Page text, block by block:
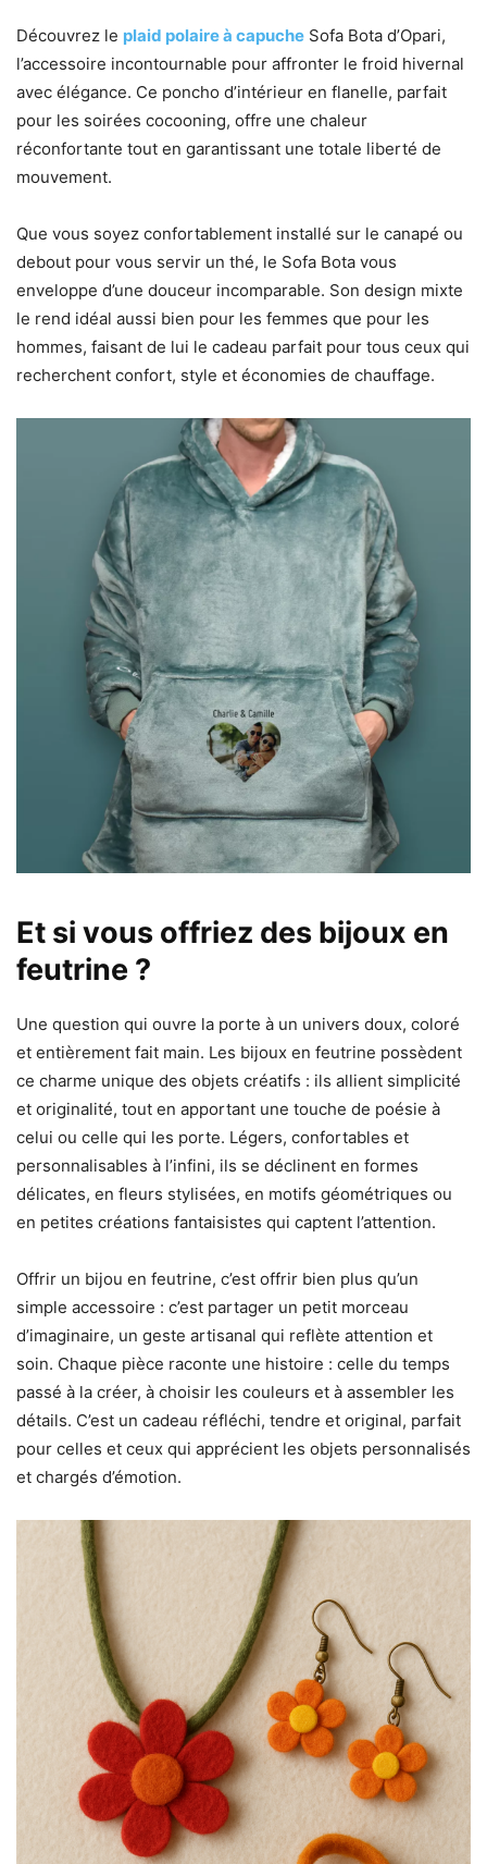
Découvrez le plaid polaire à capuche Sofa Bota d’Opari,
l’accessoire incontournable pour affronter le froid hivernal
avec élégance. Ce poncho d’intérieur en flanelle, parfait
pour les soirées cocooning, offre une chaleur
réconfortante tout en garantissant une totale liberté de
mouvement.
Que vous soyez confortablement installé sur le canapé ou
debout pour vous servir un thé, le Sofa Bota vous
enveloppe d’une douceur incomparable. Son design mixte
le rend idéal aussi bien pour les femmes que pour les
hommes, faisant de lui le cadeau parfait pour tous ceux qui
recherchent confort, style et économies de chauffage.
Et si vous offriez des bijoux en
feutrine ?
Une question qui ouvre la porte à un univers doux, coloré
et entièrement fait main. Les bijoux en feutrine possèdent
ce charme unique des objets créatifs : ils allient simplicité
et originalité, tout en apportant une touche de poésie à
celui ou celle qui les porte. Légers, confortables et
personnalisables à l’infini, ils se déclinent en formes
délicates, en fleurs stylisées, en motifs géométriques ou
en petites créations fantaisistes qui captent l’attention.
Offrir un bijou en feutrine, c’est offrir bien plus qu’un
simple accessoire : c’est partager un petit morceau
d’imaginaire, un geste artisanal qui reflète attention et
soin. Chaque pièce raconte une histoire : celle du temps
passé à la créer, à choisir les couleurs et à assembler les
détails. C’est un cadeau réfléchi, tendre et original, parfait
pour celles et ceux qui apprécient les objets personnalisés
et chargés d’émotion.